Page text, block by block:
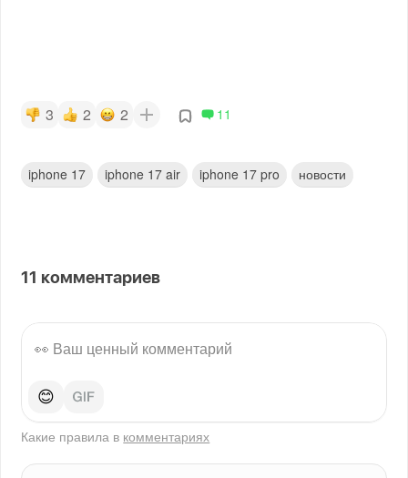
3 2 2 11
iphone 17 iphone 17 air iphone 17 pro новости
11 комментариев
😊
Какие правила в комментариях